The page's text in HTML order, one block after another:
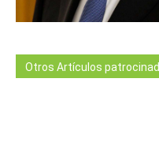
Otros Artículos